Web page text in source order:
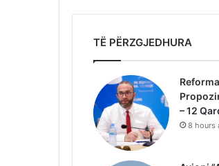
TË PËRZGJEDHURA
– 12
8 hours